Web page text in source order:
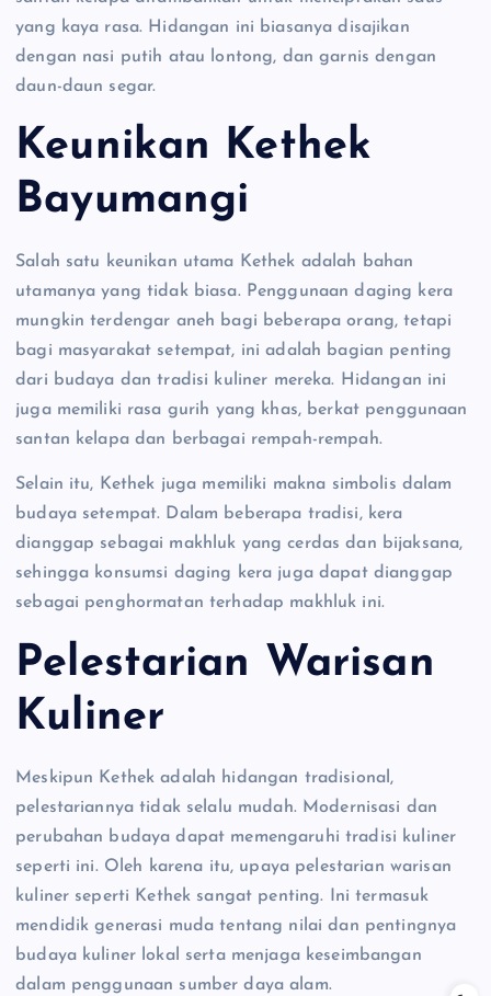
yang kaya rasa. Hidangan ini biasanya disajikan
dengan nasi putih atau lontong, dan garnis dengan
daun-daun segar.
Keunikan Kethek
Bayumangi
Salah satu keunikan utama Kethek adalah bahan
utamanya yang tidak biasa. Penggunaan daging kera
mungkin terdengar aneh bagi beberapa orang, tetapi
bagi masyarakat setempat, ini adalah bagian penting
dari budaya dan tradisi kuliner mereka. Hidangan ini
juga memiliki rasa gurih yang khas, berkat penggunaan
santan kelapa dan berbagai rempah-rempah.
Selain itu, Kethek juga memiliki makna simbolis dalam
budaya setempat. Dalam beberapa tradisi, kera
dianggap sebagai makhluk yang cerdas dan bijaksana,
sehingga konsumsi daging kera juga dapat dianggap
sebagai penghormatan terhadap makhluk ini.
Pelestarian Warisan
Kuliner
Meskipun Kethek adalah hidangan tradisional,
pelestariannya tidak selalu mudah. Modernisasi dan
perubahan budaya dapat memengaruhi tradisi kuliner
seperti ini. Oleh karena itu, upaya pelestarian warisan
kuliner seperti Kethek sangat penting. Ini termasuk
mendidik generasi muda tentang nilai dan pentingnya
budaya kuliner lokal serta menjaga keseimbangan
dalam penggunaan sumber daya alam.